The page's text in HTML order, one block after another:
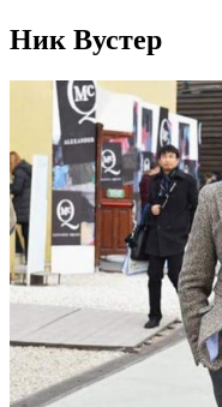
Ник Вустер